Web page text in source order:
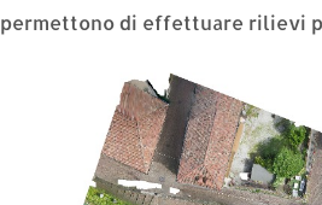
permettono di effettuare rilievi